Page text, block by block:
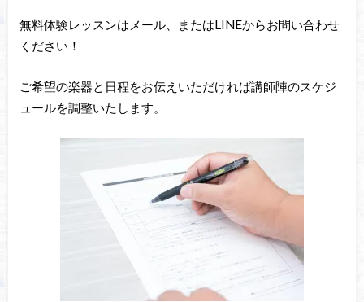
無料体験レッスンはメール、またはLINEからお問い合わせ
ください！
ご希望の楽器と日程をお伝えいただければ講師陣のスケジ
ュールを調整いたします。